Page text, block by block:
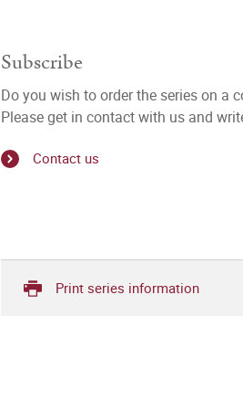
Subscribe
Do you wish to order the series on a
Please get in contact with us and
Contact us
Print series information